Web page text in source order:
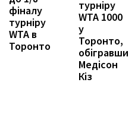
фіналу
турніру
WTA в
Торонто
турніру
WTA 1000
у
Торонто,
обігравши
Медісон
Кіз